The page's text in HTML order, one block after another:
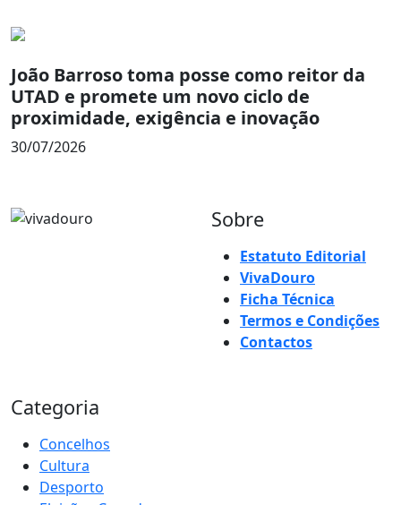
João Barroso toma posse como reitor da
UTAD e promete um novo ciclo de
proximidade, exigência e inovação
30/07/2026
Sobre
Estatuto Editorial
VivaDouro
Ficha Técnica
Termos e Condições
Contactos
Categoria
Concelhos
Cultura
Desporto